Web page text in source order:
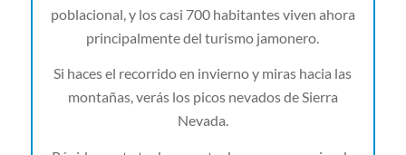
poblacional, y los casi 700 habitantes viven ahora
principalmente del turismo jamonero.
Si haces el recorrido en invierno y miras hacia las
montañas, verás los picos nevados de Sierra
Nevada.